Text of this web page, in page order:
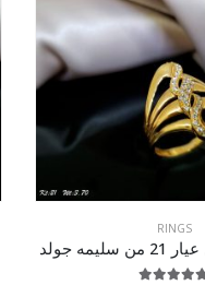
RINGS
جولد